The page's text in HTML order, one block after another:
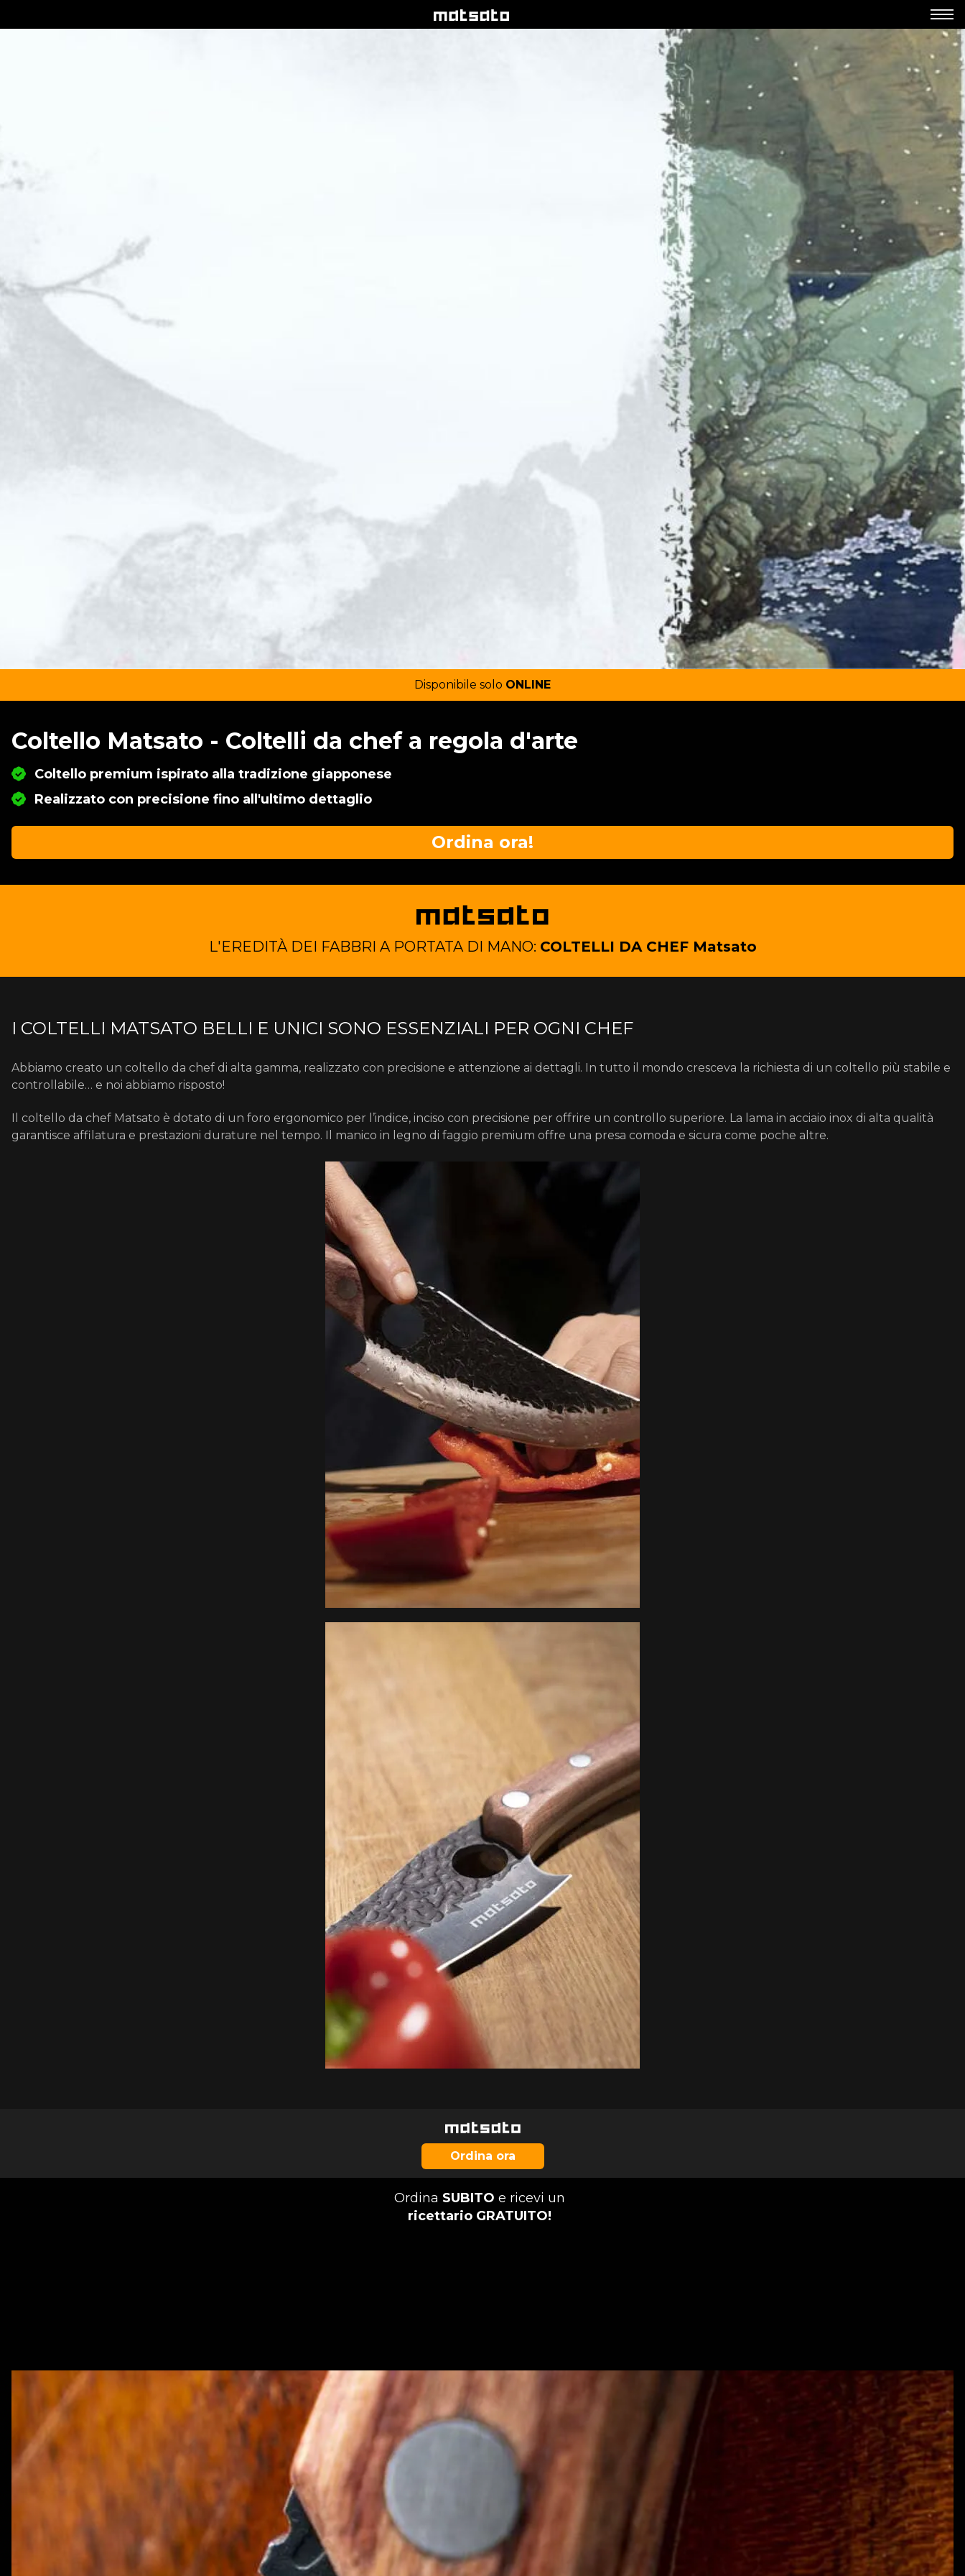
Disponibile solo ONLINE
Coltello Matsato - Coltelli da chef a regola d'arte
Coltello premium ispirato alla tradizione giapponese
Realizzato con precisione fino all'ultimo dettaglio
Ordina ora!
L'EREDITÀ DEI FABBRI A PORTATA DI MANO: COLTELLI DA CHEF Matsato
I COLTELLI MATSATO BELLI E UNICI SONO ESSENZIALI PER OGNI CHEF
Abbiamo creato un coltello da chef di alta gamma, realizzato con precisione e attenzione ai dettagli. In tutto il mondo cresceva la richiesta di un coltello più stabile e
controllabile… e noi abbiamo risposto!
Il coltello da chef Matsato è dotato di un foro ergonomico per l’indice, inciso con precisione per offrire un controllo superiore. La lama in acciaio inox di alta qualità
garantisce affilatura e prestazioni durature nel tempo. Il manico in legno di faggio premium offre una presa comoda e sicura come poche altre.
Ordina ora
Ordina SUBITO e ricevi un
ricettario GRATUITO!